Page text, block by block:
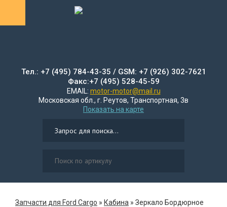
Тел.: +7 (495) 784-43-35 / GSM: +7 (926) 302-7621
Факс:+7 (495) 528-45-59
EMAIL: motor-motor@mail.ru
Московская обл., г. Реутов, Транспортная, 3в
Показать на карте
Запчасти для Ford Cargo » Кабина » Зеркало Бордюрное